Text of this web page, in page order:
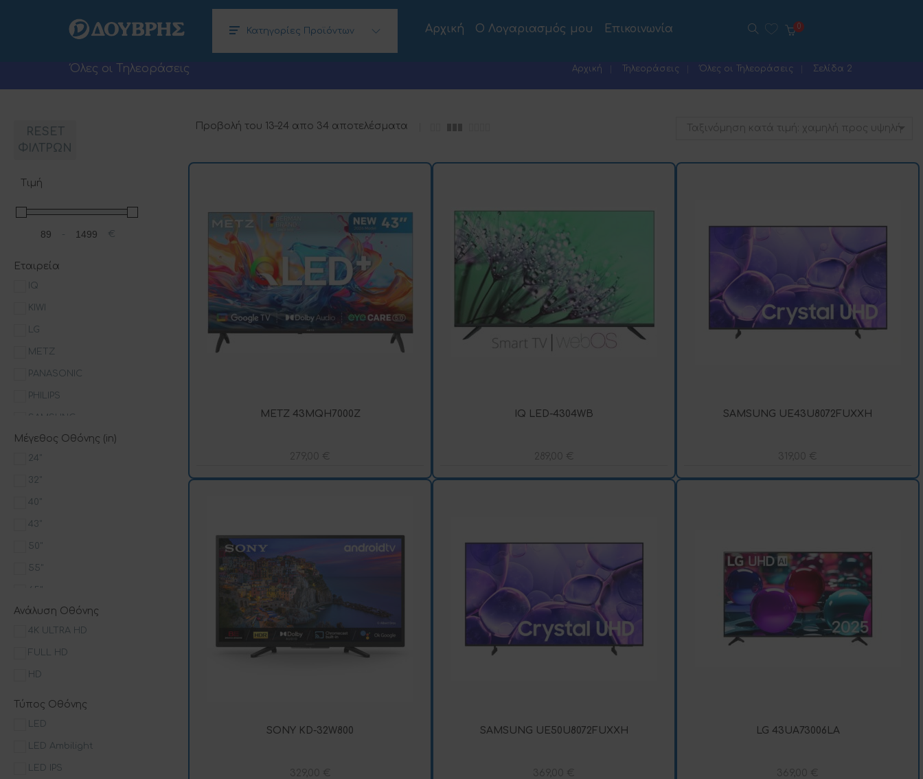
Κατηγορίες Προϊόντων Αρχική Ο Λογαριασμός μου Επικοινωνία
Όλες οι Τηλεοράσεις Αρχική Τηλεοράσεις Όλες οι Τηλεοράσεις Σελίδα 2
Προβολή του 13–24 απο 34 αποτελέσματα Ταξινόμηση κατά τιμή: χαμηλή προς υψηλή
METZ 43MQH7000Z
279,00 €
IQ LED-4304WB
289,00 €
SAMSUNG UE43U8072FUXXH
319,00 €
SONY KD-32W800
329,00 €
SAMSUNG UE50U8072FUXXH
369,00 €
LG 43UA73006LA
369,00 €
RESET
ΦΙΛΤΡΩΝ
Τιμή
Minimum Price
- Maximum Price
€
Εταιρεία
IQ
KIWI
LG
METZ
PANASONIC
PHILIPS
SAMSUNG
SONY
ICA
KYDOS
PROVISION
Μέγεθος Οθόνης (in)
24"
32"
40"
43"
50"
55"
65"
85"
86"
Ανάλυση Οθόνης
4K ULTRA HD
FULL HD
HD
Τύπος Οθόνης
LED
LED Ambilight
LED IPS